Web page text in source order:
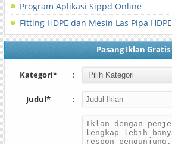
Program Aplikasi Sippd Online
Fitting HDPE dan Mesin Las Pipa HDPE
Pasang Iklan Gratis
Kategori* :
Judul* :